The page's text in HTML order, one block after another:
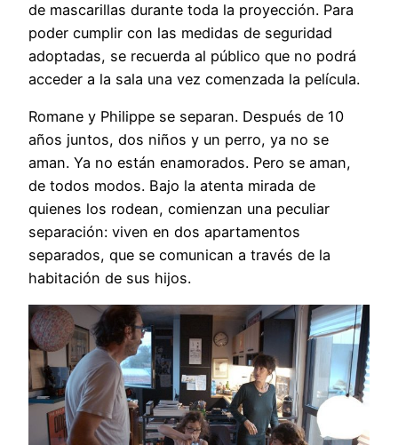
de mascarillas durante toda la proyección. Para
poder cumplir con las medidas de seguridad
adoptadas, se recuerda al público que no podrá
acceder a la sala una vez comenzada la película.
Romane y Philippe se separan. Después de 10
años juntos, dos niños y un perro, ya no se
aman. Ya no están enamorados. Pero se aman,
de todos modos. Bajo la atenta mirada de
quienes los rodean, comienzan una peculiar
separación: viven en dos apartamentos
separados, que se comunican a través de la
habitación de sus hijos.